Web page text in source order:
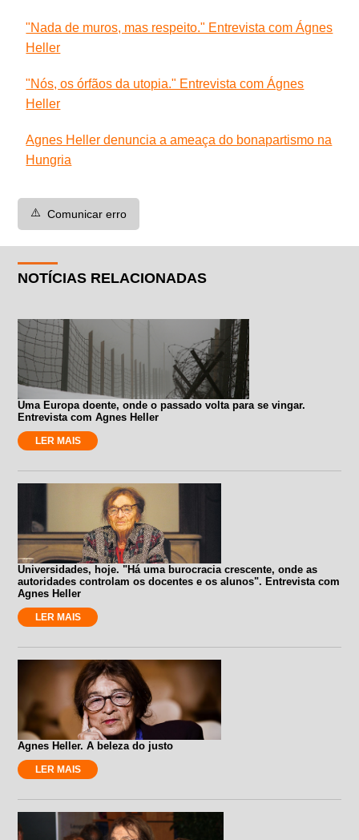
"Nada de muros, mas respeito." Entrevista com Ágnes
Heller
"Nós, os órfãos da utopia." Entrevista com Ágnes
Heller
Agnes Heller denuncia a ameaça do bonapartismo na
Hungria
⚠️ Comunicar erro
NOTÍCIAS RELACIONADAS
Uma Europa doente, onde o passado volta para se vingar.
Entrevista com Agnes Heller
LER MAIS
Universidades, hoje. "Há uma burocracia crescente, onde as
autoridades controlam os docentes e os alunos". Entrevista com
Agnes Heller
LER MAIS
Agnes Heller. A beleza do justo
LER MAIS